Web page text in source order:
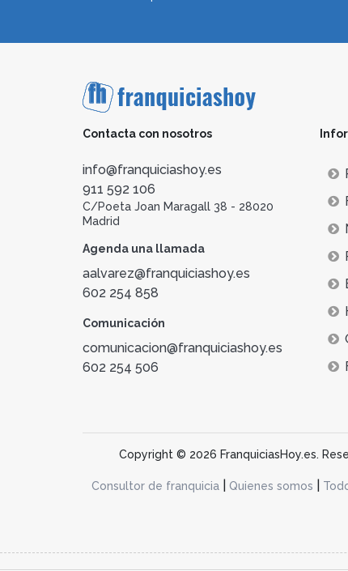
Contacta con nosotros
info@franquiciashoy.es
911 592 106
C/Poeta Joan Maragall 38 - 28020
Madrid
Agenda una llamada
aalvarez@franquiciashoy.es
602 254 858
Comunicación
comunicacion@franquiciashoy.es
602 254 506
Copyright © 2026 FranquiciasHoy.es.
Consultor de franquicia| Quienes somos